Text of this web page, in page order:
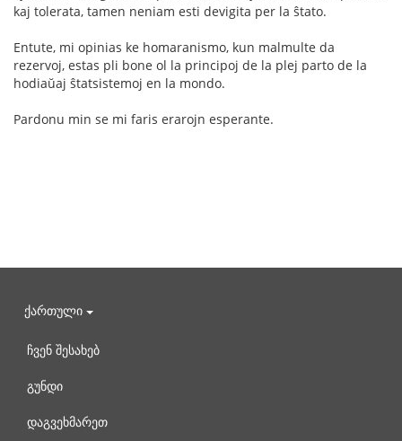
kaj tolerata, tamen neniam esti devigita per la ŝtato.
Entute, mi opinias ke homaranismo, kun malmulte da
rezervoj, estas pli bone ol la principoj de la plej parto de la
hodiaŭaj ŝtatsistemoj en la mondo.
Pardonu min se mi faris erarojn esperante.
ქართული
ჩვენ შესახებ
გუნდი
დაგვეხმარეთ